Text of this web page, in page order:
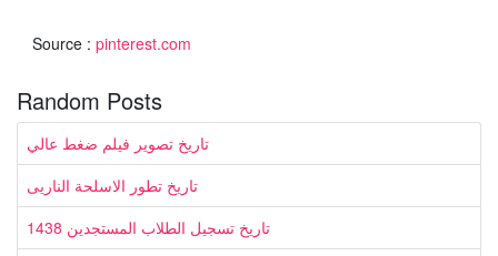
Source : pinterest.com
Random Posts
تاريخ تصوير فيلم ضغط عالي
تاريخ تطور الاسلحة الناريى
تاريخ تسجيل الطلاب المستجدين 1438